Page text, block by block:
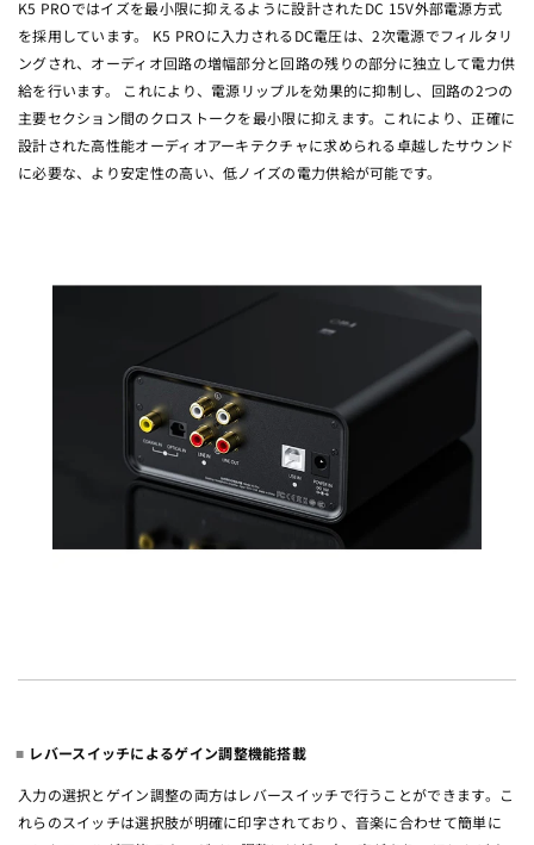
K5 PROではイズを最小限に抑えるように設計されたDC 15V外部電源方式
を採用しています。 K5 PROに入力されるDC電圧は、2次電源でフィルタリ
ングされ、オーディオ回路の増幅部分と回路の残りの部分に独立して電力供
給を行います。 これにより、電源リップルを効果的に抑制し、回路の2つの
主要セクション間のクロストークを最小限に抑えます。これにより、正確に
設計された高性能オーディオアーキテクチャに求められる卓越したサウンド
に必要な、より安定性の高い、低ノイズの電力供給が可能です。
レバースイッチによるゲイン調整機能搭載
入力の選択とゲイン調整の両方はレバースイッチで行うことができます。こ
れらのスイッチは選択肢が明確に印字されており、音楽に合わせて簡単に